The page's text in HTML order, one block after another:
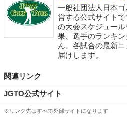
一般社団法人日本
営する公式サイト
の大会スケジュー
果、選手のランキ
ん、各試合の最新
届けします。
関連リンク
JGTO公式サイト
※リンク先はすべて外部サイトになります